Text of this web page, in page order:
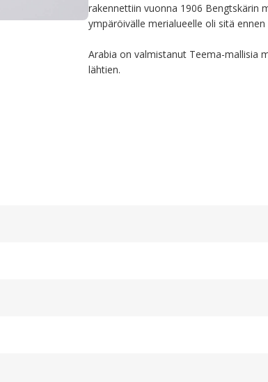
rakennettiin vuonna 1906 Bengtskärin
ympäröivälle merialueelle oli sitä
Arabia on valmistanut Teema-mallisia
lähtien.